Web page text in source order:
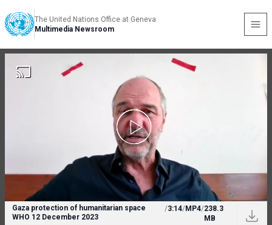
The United Nations Office at Geneva
Multimedia Newsroom
Gaza protection of humanitarian space
WHO 12 December 2023
/3:14/MP4/238.3
MB